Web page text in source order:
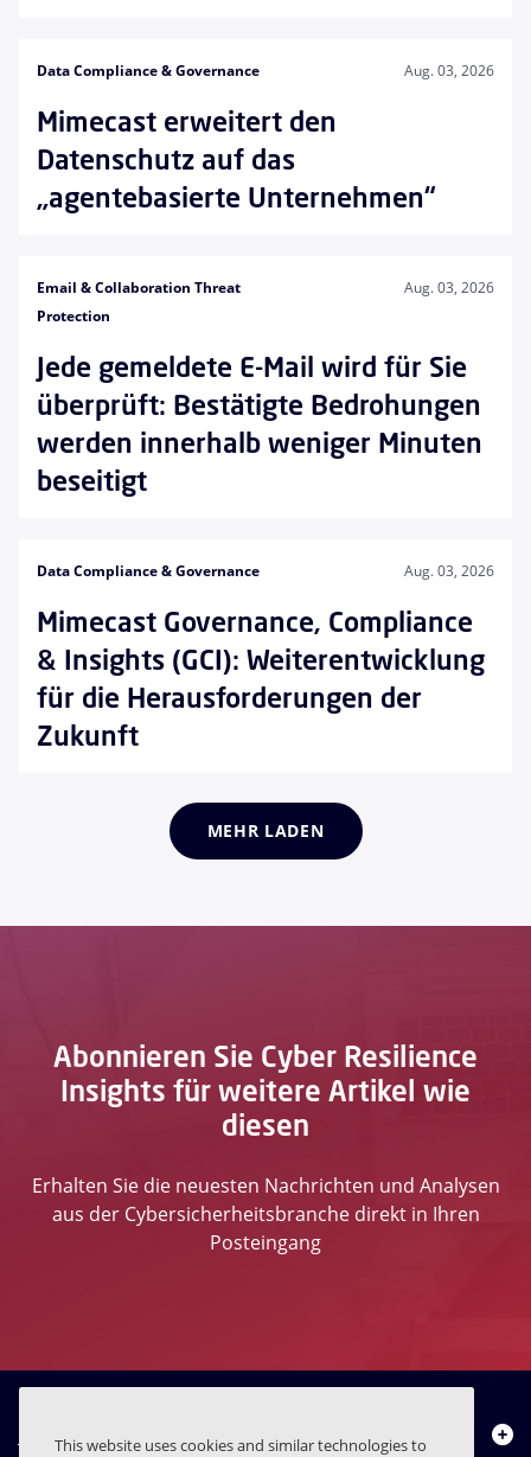
Data Compliance & Governance Aug. 03, 2026
Mimecast erweitert den
Datenschutz auf das
„agentebasierte Unternehmen“
Email & Collaboration Threat
Protection
Aug. 03, 2026
Jede gemeldete E-Mail wird für Sie
überprüft: Bestätigte Bedrohungen
werden innerhalb weniger Minuten
beseitigt
Data Compliance & Governance Aug. 03, 2026
Mimecast Governance, Compliance
& Insights (GCI): Weiterentwicklung
für die Herausforderungen der
Zukunft
MEHR LADEN
Abonnieren Sie Cyber Resilience
Insights für weitere Artikel wie
diesen
Erhalten Sie die neuesten Nachrichten und Analysen
aus der Cybersicherheitsbranche direkt in Ihren
Posteingang
Über uns
This website uses cookies and similar technologies to